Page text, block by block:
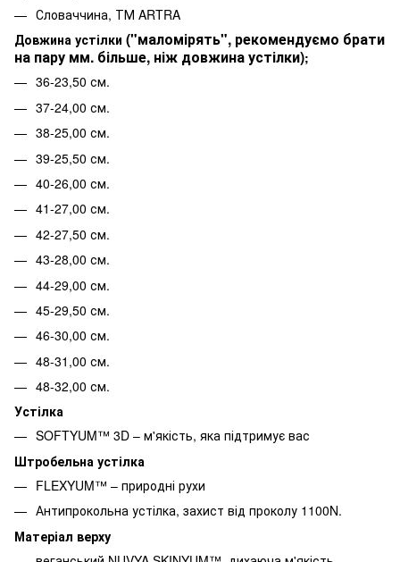
Словаччина, ТМ ARTRA
Довжина устілки ("маломірять", рекомендуємо брати
на пару мм. більше, ніж довжина устілки);
36-23,50 см.
37-24,00 см.
38-25,00 см.
39-25,50 см.
40-26,00 см.
41-27,00 см.
42-27,50 см.
43-28,00 см.
44-29,00 см.
45-29,50 см.
46-30,00 см.
48-31,00 см.
48-32,00 см.
Устілка
SOFTYUM™ 3D – м'якість, яка підтримує вас
Штробельна устілка
FLEXYUM™ – природні рухи
Антипрокольна устілка, захист від проколу 1100N.
Матеріал верху